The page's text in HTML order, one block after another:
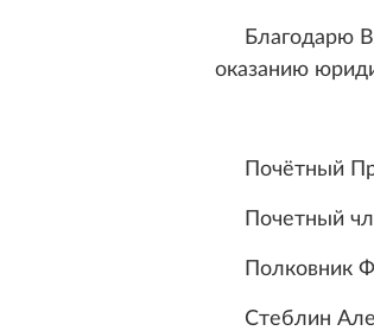
Благодарю
оказанию
Почётный
Почетный
Полковник
Стеблин